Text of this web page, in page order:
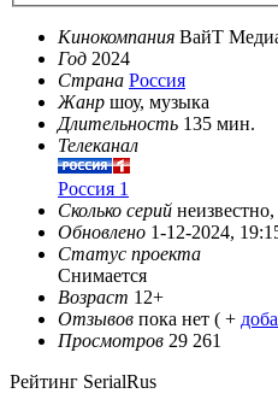
Кинокомпания ВайТ
Год 2024
Страна Россия
Жанр шоу, музыка
Длительность 135 мин.
Телеканал
Россия 1
Сколько серий
Обновлено 1-12-2024,
Статус проекта
Снимается
Возраст 12+
Отзывов пока нет ( +
Просмотров 29 261
Рейтинг SerialRus